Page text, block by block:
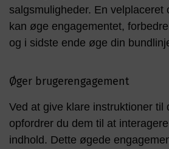
salgsmuligheder. En velplaceret
kan øge engagementet,
og i sidste ende øge din
Øger brugerengagement
Ved at give klare instruktioner til
opfordrer du dem til at
indhold. Dette øgede